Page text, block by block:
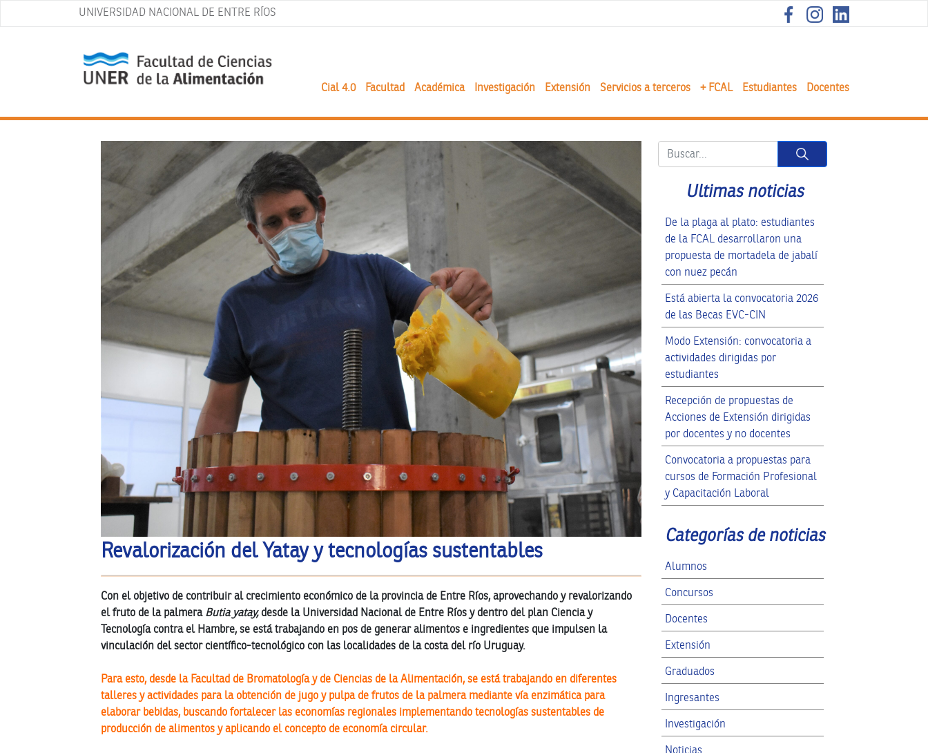
UNIVERSIDAD NACIONAL DE ENTRE RÍOS
Cial 4.0 Facultad Académica Investigación Extensión Servicios a terceros + FCAL Estudiantes Docentes
Revalorización del Yatay y tecnologías sustentables
Con el objetivo de contribuir al crecimiento económico de la provincia de Entre Ríos, aprovechando y revalorizando
el fruto de la palmera Butia yatay, desde la Universidad Nacional de Entre Ríos y dentro del plan Ciencia y
Tecnología contra el Hambre, se está trabajando en pos de generar alimentos e ingredientes que impulsen la
vinculación del sector científico-tecnológico con las localidades de la costa del río Uruguay.
Para esto, desde la Facultad de Bromatología y de Ciencias de la Alimentación, se está trabajando en diferentes
talleres y actividades para la obtención de jugo y pulpa de frutos de la palmera mediante vía enzimática para
elaborar bebidas, buscando fortalecer las economías regionales implementando tecnologías sustentables de
producción de alimentos y aplicando el concepto de economía circular.
Button
Ultimas noticias
De la plaga al plato: estudiantes
de la FCAL desarrollaron una
propuesta de mortadela de jabalí
con nuez pecán
Está abierta la convocatoria 2026
de las Becas EVC-CIN
Modo Extensión: convocatoria a
actividades dirigidas por
estudiantes
Recepción de propuestas de
Acciones de Extensión dirigidas
por docentes y no docentes
Convocatoria a propuestas para
cursos de Formación Profesional
y Capacitación Laboral
Categorías de noticias
Alumnos
Concursos
Docentes
Extensión
Graduados
Ingresantes
Investigación
Noticias